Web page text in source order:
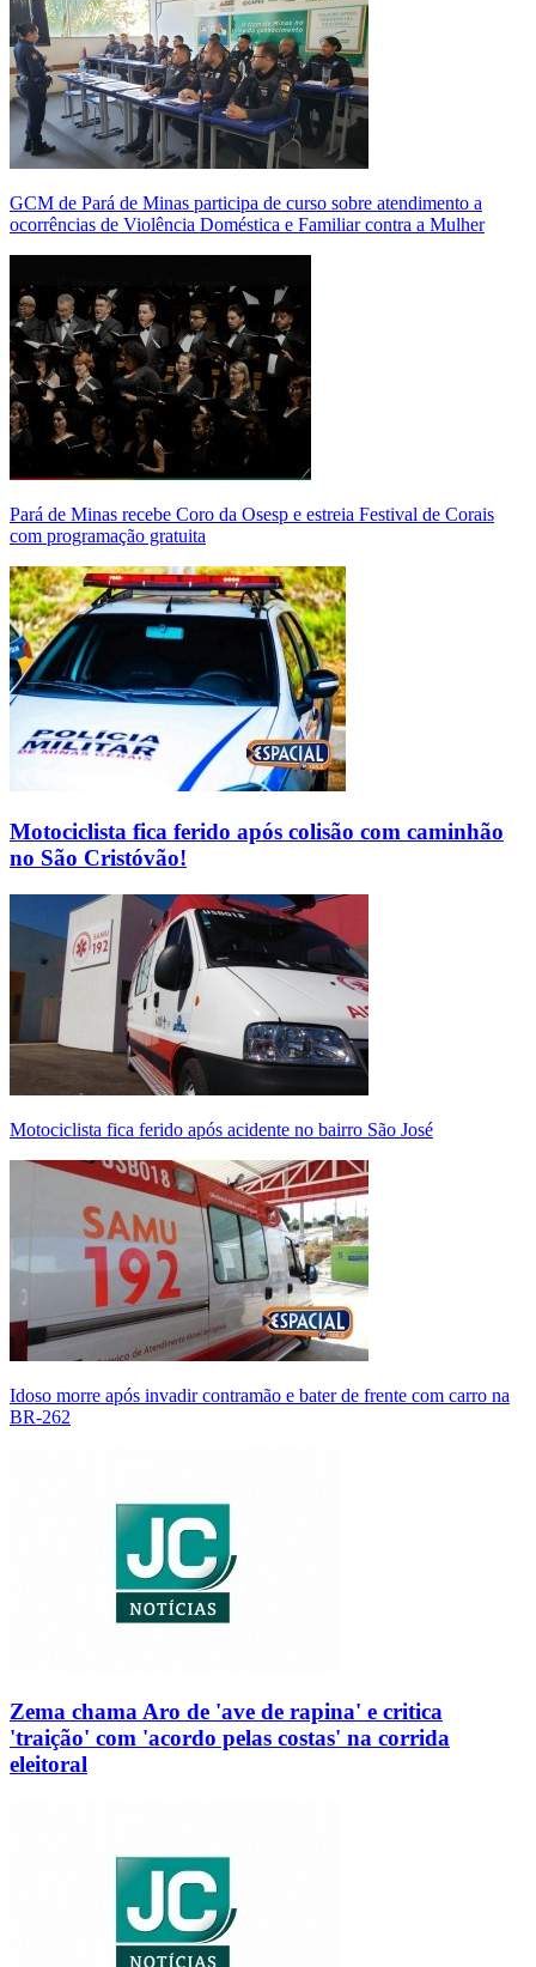
GCM de Pará de Minas participa de curso sobre atendimento a
ocorrências de Violência Doméstica e Familiar contra a Mulher
Pará de Minas recebe Coro da Osesp e estreia Festival de Corais
com programação gratuita
Motociclista fica ferido após colisão com caminhão
no São Cristóvão!
Motociclista fica ferido após acidente no bairro São José
Idoso morre após invadir contramão e bater de frente com carro na
BR-262
Zema chama Aro de 'ave de rapina' e critica
'traição' com 'acordo pelas costas' na corrida
eleitoral